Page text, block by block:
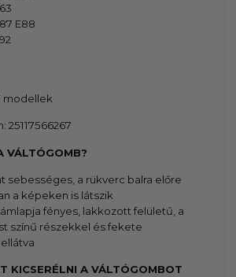
E88
modellek
25117566267
VÁLTÓGOMB?
sebességes, a rükverc balra előre
a képeken is látszik
fényes, lakkozott felületű, a
színű részekkel és fekete
KICSERÉLNI A VÁLTÓGOMBOT